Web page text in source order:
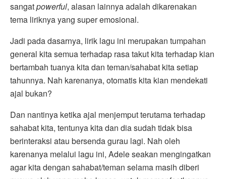
sangatpowerful, alasan lainnya adalah dikarenakan
tema liriknya yang super emosional.
Jadi pada dasarnya, lirik lagu ini merupakan tumpahan
general kita semua terhadap rasa takut kita terhadap kian
bertambah tuanya kita dan teman/sahabat kita setiap
tahunnya. Nah karenanya, otomatis kita kian mendekati
ajal bukan?
Dan nantinya ketika ajal menjemput terutama terhadap
sahabat kita, tentunya kita dan dia sudah tidak bisa
berinteraksi atau bersenda gurau lagi. Nah oleh
karenanya melalui lagu ini, Adele seakan mengingatkan
agar kita dengan sahabat/teman selama masih diberi